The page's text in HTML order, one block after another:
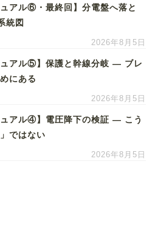
ュアル⑥・最終回】分電盤へ落と
統図
2026年8月5日
ュアル⑤】保護と幹線分岐 ― ブレ
にある
2026年8月5日
ュアル④】電圧降下の検証 ― こう
ではない
2026年8月5日